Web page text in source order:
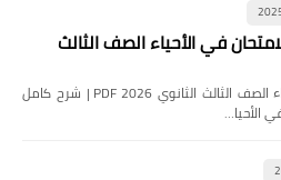
في الأحياء الصف الثالث
📘 تحميل كتاب الامتحان في الأحياء الصف الثالث الثانوي 2026 PDF | شرح كامل
الأحيا…